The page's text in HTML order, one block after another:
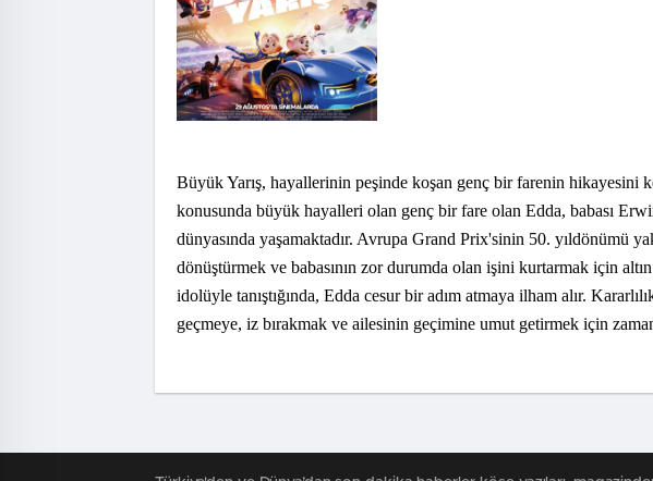
Büyük Yarış, hayallerinin peşinde koşan genç bir farenin hikayesini
konusunda büyük hayalleri olan genç bir fare olan Edda, babası
dünyasında yaşamaktadır. Avrupa Grand Prix'sinin 50. yıldönümü
dönüştürmek ve babasının zor durumda olan işini kurtarmak için
idolüyle tanıştığında, Edda cesur bir adım atmaya ilham alır.
geçmeye, iz bırakmak ve ailesinin geçimine umut getirmek için